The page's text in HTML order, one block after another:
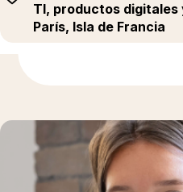
TI, productos digitales
París, Isla de Francia